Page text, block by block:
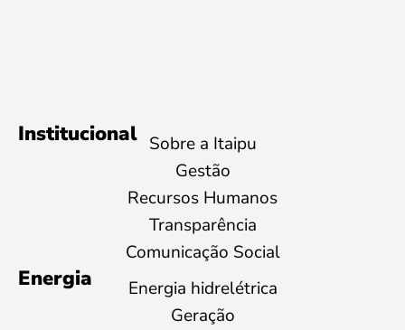
Institucional Sobre a Itaipu
Gestão
Recursos Humanos
Transparência
Comunicação Social
Energia
Energia hidrelétrica
Geração